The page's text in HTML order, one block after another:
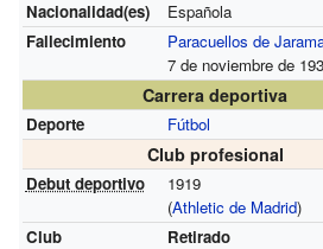
Nacionalidad(es)
Española
Fallecimiento
Paracuellos de
7 de noviembre de
Carrera deportiva
Deporte Fútbol
Club profesional
Debut deportivo
1919
(Athletic de Madrid)
Club
Retirado